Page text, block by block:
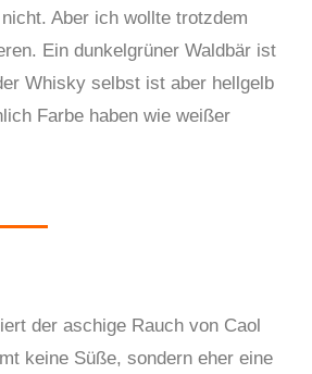
Aber ich wollte trotzdem
Ein dunkelgrüner Waldbär ist
Whisky selbst ist aber hellgelb
Farbe haben wie weißer
der aschige Rauch von Caol
keine Süße, sondern eher eine